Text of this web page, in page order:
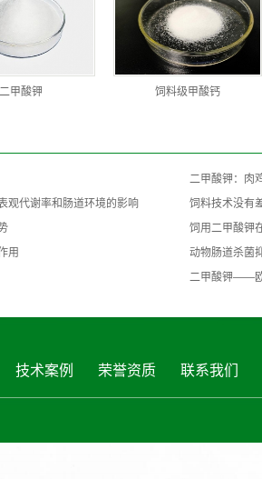
二甲酸钾 饲料级甲酸钙
二甲酸钾：肉
观代谢率和肠道环境的影响
饲料技术没有
饲用二甲酸钾
用
动物肠道杀菌
二甲酸钾——欧
技术案例 荣誉资质 联系我们